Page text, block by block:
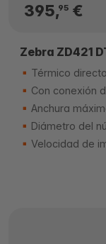
395,95€
Zebra ZD421
Térmico directo
Con conexión
Anchura
Diámetro del
Velocidad de